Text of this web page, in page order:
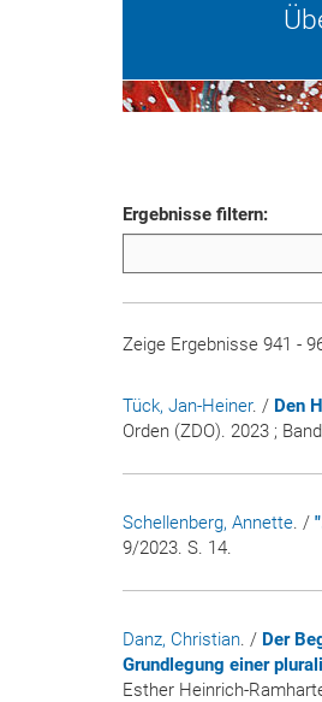
Ergebnisse filtern:
Zeige Ergebnisse 941 -
Tück, Jan-Heiner. / Den
Orden (ZDO). 2023 ;
Schellenberg, Annette. /
9/2023. S. 14.
Danz, Christian. / Der
Grundlegung einer
Esther Heinrich-